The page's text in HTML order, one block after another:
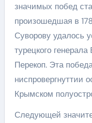
значимых побед
произошедшая в
Суворову удалось
турецкого
Перекоп. Эта
ниспровергнуттии
Крымском
Следующей